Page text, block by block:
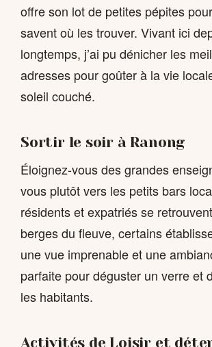
offre son lot de petites pépites
savent où les trouver. Vivant ici
longtemps, j’ai pu dénicher les
adresses pour goûter à la vie
soleil couché.
Sortir le soir à Ranong
Éloignez-vous des grandes
vous plutôt vers les petits bars
résidents et expatriés se
berges du fleuve, certains
une vue imprenable et une
parfaite pour déguster un verre et
les habitants.
Activités de Loisir et